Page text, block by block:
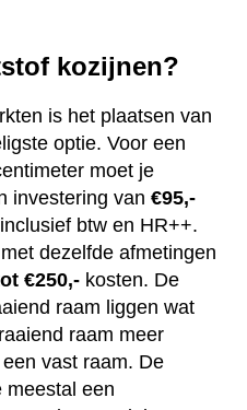
kozijnen?
is het plaatsen van
optie. Voor een
moet je
investering van €95,-
btw en HR++.
dezelfde afmetingen
€250,- kosten. De
raam liggen wat
raam meer
vast raam. De
meestal een